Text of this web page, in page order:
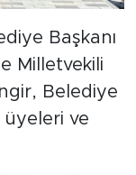
Başkanı
Milletvekili
Belediye
üyeleri ve